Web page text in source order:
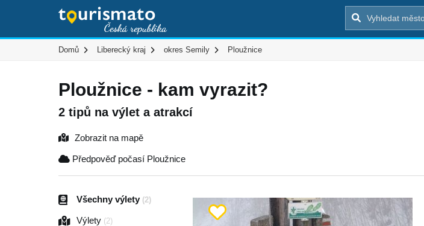
Domů Liberecký kraj okres Semily Ploužnice
Ploužnice - kam vyrazit?
2 tipů na výlet a atrakcí
Zobrazit na mapě
Předpověď počasí Ploužnice
Všechny výlety (2)
Výlety (2)